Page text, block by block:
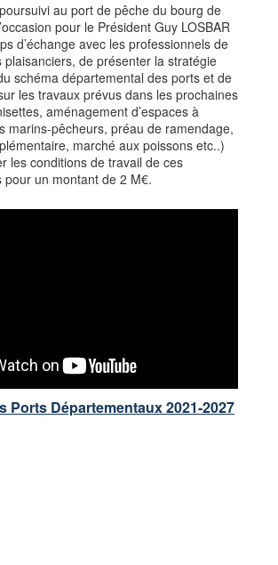
au port de pêche du bourg de
pour le Président Guy LOSBAR
d’échange avec les professionnels de
plaisanciers, de présenter la stratégie
schéma départemental des ports et de
les travaux prévus dans les prochaines
aménagement d’espaces à
marins-pêcheurs, préau de ramendage,
marché aux poissons etc..)
les conditions detravail de ces
pour un montant de 2 M€.
Ports Départementaux 2021-2027